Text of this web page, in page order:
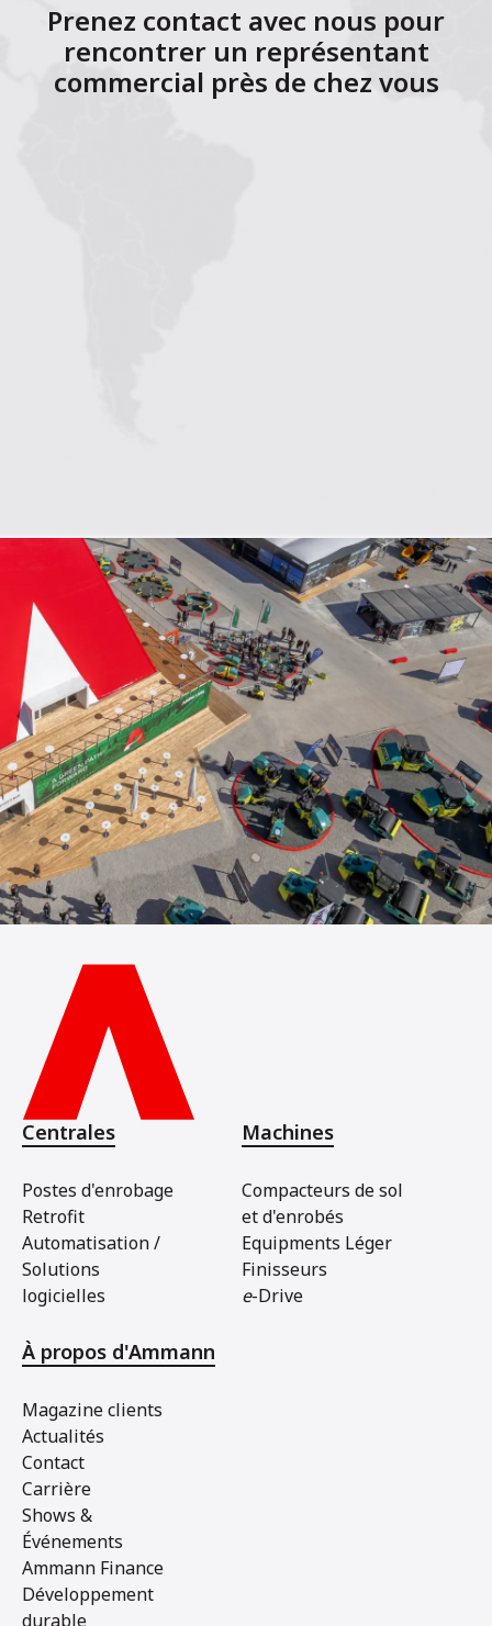
Prenez contact avec nous pour
rencontrer un représentant
commercial près de chez vous
Centrales
Postes d'enrobage
Retrofit
Automatisation /
Solutions
logicielles
Machines
Compacteurs de sol
et d'enrobés
Equipments Léger
Finisseurs
e-Drive
À propos d'Ammann
Magazine clients
Actualités
Contact
Carrière
Shows &
Événements
Ammann Finance
Développement
durable